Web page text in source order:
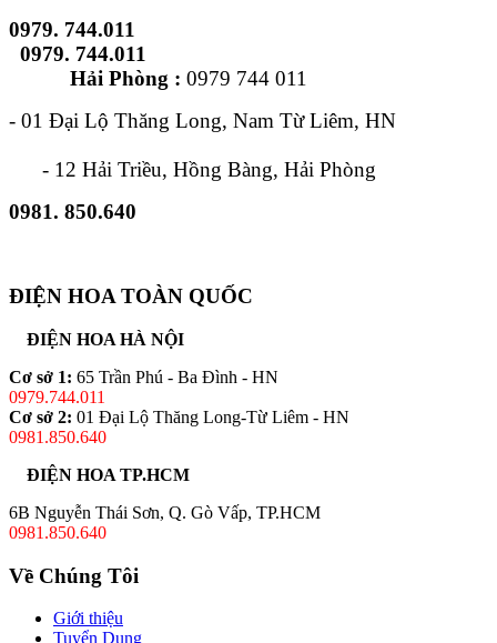
0979. 744.011
0979. 744.011
Hải Phòng : 0979 744 011
- 01 Đại Lộ Thăng Long, Nam Từ Liêm, HN
- 12 Hải Triều, Hồng Bàng, Hải Phòng
0981. 850.640
ĐIỆN HOA TOÀN QUỐC
ĐIỆN HOA HÀ NỘI
Cơ sở 1: 65 Trần Phú - Ba Đình - HN
0979.744.011
Cơ sở 2: 01 Đại Lộ Thăng Long-Từ Liêm - HN
0981.850.640
ĐIỆN HOA TP.HCM
6B Nguyễn Thái Sơn, Q. Gò Vấp, TP.HCM
0981.850.640
Về Chúng Tôi
Giới thiệu
Tuyển Dụng